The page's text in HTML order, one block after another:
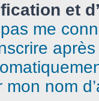
et
me
nom